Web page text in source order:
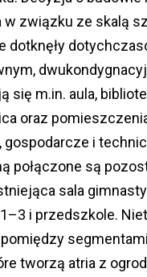
w związku ze skalą
dotknęły
się m.in. aula,
oraz
gospodarcze i
połączone są
sala
i przedszkole.
tworzą atria z